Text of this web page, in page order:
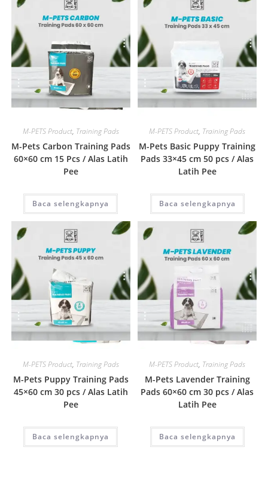
Quick View
M-PETS Product, Training Pads
M-Pets Carbon Training Pads
60×60 cm 15 Pcs / Alas Latih
Pee
Baca selengkapnya
Quick View
M-PETS Product, Training Pads
M-Pets Basic Puppy Training
Pads 33×45 cm 50 pcs / Alas
Latih Pee
Baca selengkapnya
Quick View
M-PETS Product, Training Pads
M-Pets Puppy Training Pads
45×60 cm 30 pcs / Alas Latih
Pee
Baca selengkapnya
Quick View
M-PETS Product, Training Pads
M-Pets Lavender Training
Pads 60×60 cm 30 pcs / Alas
Latih Pee
Baca selengkapnya